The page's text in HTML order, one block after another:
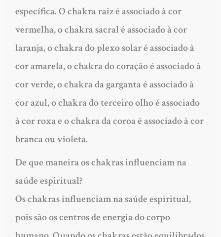
específica. O chakra raiz é associado à cor
vermelha, o chakra sacral é associado à cor
laranja, o chakra do plexo solar é associado à
cor amarela, o chakra do coração é associado à
cor verde, o chakra da garganta é associado à
cor azul, o chakra do terceiro olho é associado
à cor roxa e o chakra da coroa é associado à cor
branca ou violeta.
De que maneira os chakras influenciam na
saúde espiritual?
Os chakras influenciam na saúde espiritual,
pois são os centros de energia do corpo